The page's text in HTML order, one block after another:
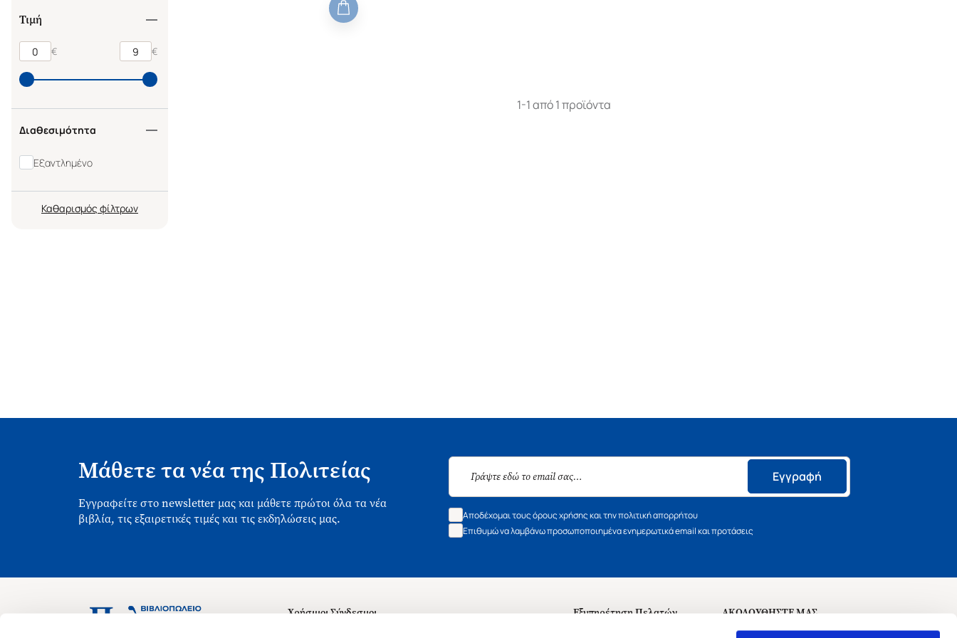
Τιμή
€ €
Διαθεσιμότητα
Εξαντλημένο
Καθαρισμός
1-1 από 1 προϊόντα
Μάθετε τα νέα της Πολιτείας
Εγγραφείτε στο newsletter μας και μάθετε πρώτοι όλα τα νέα
βιβλία, τις εξαιρετικές τιμές και τις εκδηλώσεις μας.
Εγγραφή
Αποδέχομαι τους όρους χρήσης και την πολιτική απορρήτου
Επιθυμώ να λαμβάνω προσωποποιημένα ενημερωτικά email και προτάσεις
Χρήσιμοι Σύνδεσμοι
Εξυπηρέτηση Πελατών
ΑΚΟΛΟΥΘΗΣΤΕ ΜΑΣ